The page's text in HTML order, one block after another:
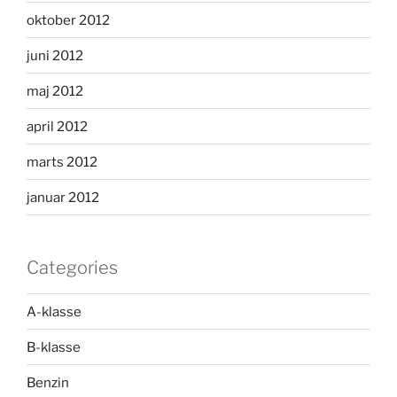
oktober 2012
juni 2012
maj 2012
april 2012
marts 2012
januar 2012
Categories
A-klasse
B-klasse
Benzin